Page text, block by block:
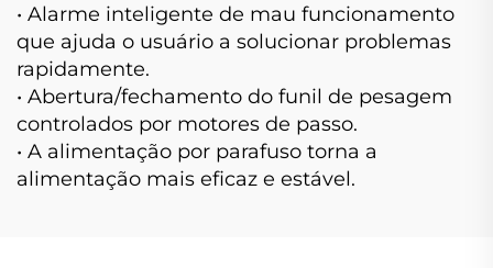
• Alarme inteligente de mau funcionamento
que ajuda o usuário a solucionar problemas
rapidamente.
• Abertura/fechamento do funil de pesagem
controlados por motores de passo.
• A alimentação por parafuso torna a
alimentação mais eficaz e estável.